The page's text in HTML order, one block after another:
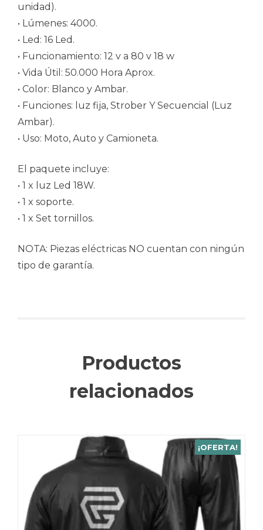
unidad).
• Lúmenes: 4000.
• Led: 16 Led.
• Funcionamiento: 12 v a 80 v 18 w
• Vida Útil: 50.000 Hora Aprox.
• Color: Blanco y Ambar.
• Funciones: luz fija, Strober Y Secuencial (Luz
Ambar).
• Uso: Moto, Auto y Camioneta.
El paquete incluye:
• 1 x luz Led 18W.
• 1 x soporte.
• 1 x Set tornillos.
NOTA: Piezas eléctricas NO cuentan con ningún
tipo de garantía.
Productos
relacionados
¡OFERTA!